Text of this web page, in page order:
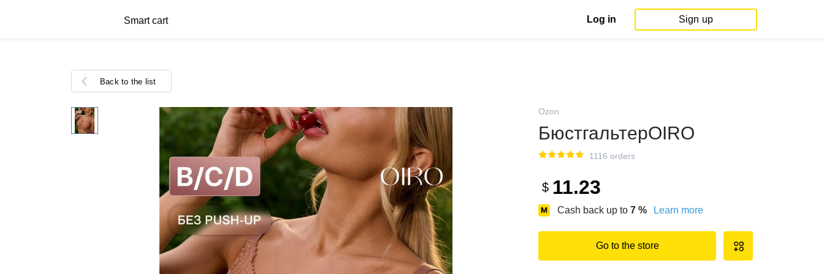
Smart cart Log in Sign up
Back to the list
Ozon
БюстгальтерOIRO
1116 orders
$ 11.23
Cash back up to 7 % Learn more
Go to the store